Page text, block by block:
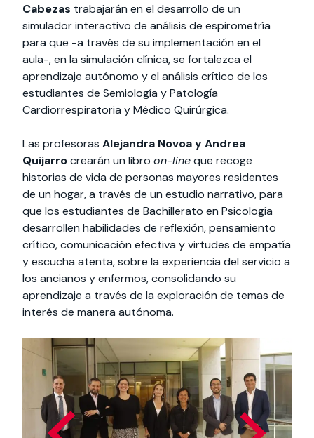
Cabezas trabajarán en el desarrollo de un
simulador interactivo de análisis de espirometría
para que -a través de su implementación en el
aula-, en la simulación clínica, se fortalezca el
aprendizaje autónomo y el análisis crítico de los
estudiantes de Semiología y Patología
Cardiorrespiratoria y Médico Quirúrgica.
Las profesoras Alejandra Novoa y Andrea
Quijarrocrearán un libro on-lineque recoge
historias de vida de personas mayores residentes
de un hogar, a través de un estudio narrativo, para
que los estudiantes de Bachillerato en Psicología
desarrollen habilidades de reflexión, pensamiento
crítico, comunicación efectiva y virtudes de empatía
y escucha atenta, sobre la experiencia del servicio a
los ancianos y enfermos, consolidando su
aprendizaje a través de la exploración de temas de
interés de manera autónoma.